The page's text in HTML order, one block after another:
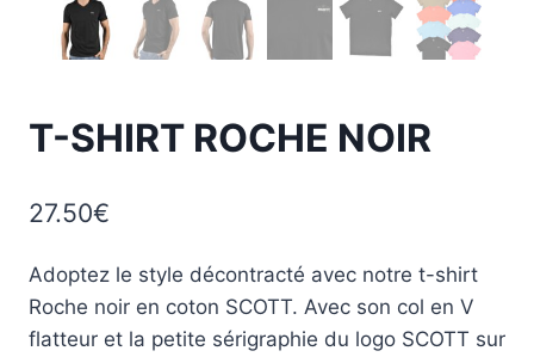
T-SHIRT ROCHE NOIR
27.50€
Adoptez le style décontracté avec notre t-shirt
Roche noir en coton SCOTT. Avec son col en V
flatteur et la petite sérigraphie du logo SCOTT sur